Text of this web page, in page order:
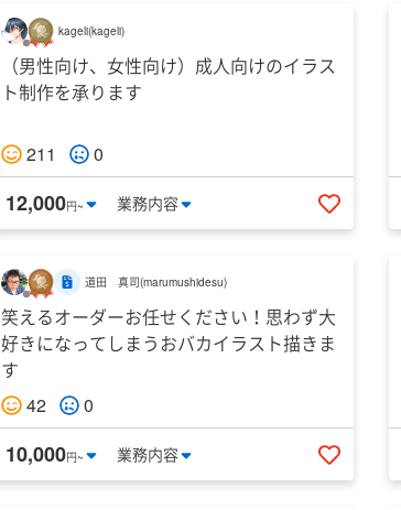
kageli(kageli)
（男性向け、女性向け）成人向けのイラス
ト制作を承ります
211 0
12,000円~ 業務内容 いいねする
道田 真司(marumushidesu)
笑えるオーダーお任せください！思わず大
好きになってしまうおバカイラスト描きま
す
42
0
10,000円~ 業務内容 いいねする